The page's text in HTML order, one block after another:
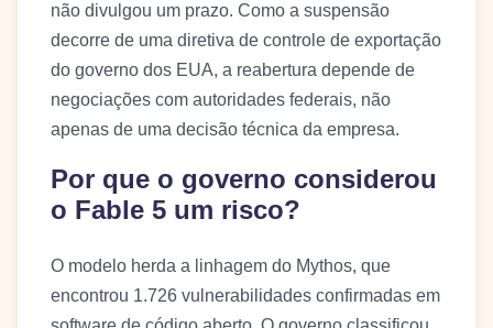
não divulgou um prazo. Como a suspensão
decorre de uma diretiva de controle de exportação
do governo dos EUA, a reabertura depende de
negociações com autoridades federais, não
apenas de uma decisão técnica da empresa.
Por que o governo considerou
o Fable 5 um risco?
O modelo herda a linhagem do Mythos, que
encontrou 1.726 vulnerabilidades confirmadas em